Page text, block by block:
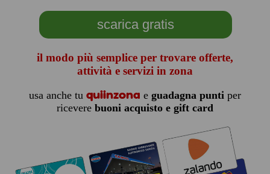
scarica gratis
il modo più semplice per trovare offerte,
attività e servizi in zona
usa anche tu quiinzona e guadagna puntiper
ricevere buoni acquisto e gift card